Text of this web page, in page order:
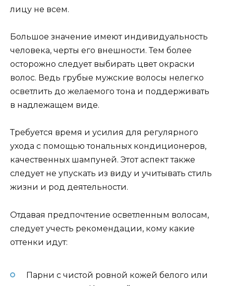
лицу не всем.
Большое значение имеют индивидуальность
человека, черты его внешности. Тем более
осторожно следует выбирать цвет окраски
волос. Ведь грубые мужские волосы нелегко
осветлить до желаемого тона и поддерживать
в надлежащем виде.
Требуется время и усилия для регулярного
ухода с помощью тональных кондиционеров,
качественных шампуней. Этот аспект также
следует не упускать из виду и учитывать стиль
жизни и род деятельности.
Отдавая предпочтение осветленным волосам,
следует учесть рекомендации, кому какие
оттенки идут:
Парни с чистой ровной кожей белого или